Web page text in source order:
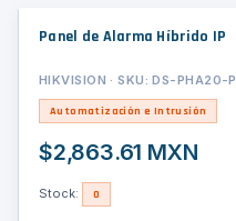
Panel de Alarma Híbrido IP
HIKVISION · SKU: DS-PHA20-P
Automatización e Intrusión
$2,863.61 MXN
Stock: 0